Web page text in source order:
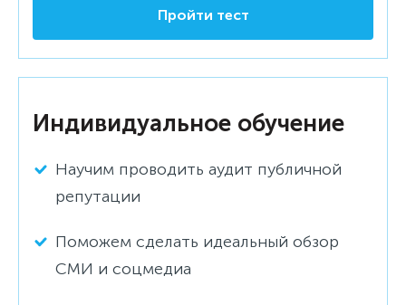
Пройти тест
Индивидуальное обучение
Научим проводить аудит публичной
репутации
Поможем сделать идеальный обзор
СМИ и соцмедиа